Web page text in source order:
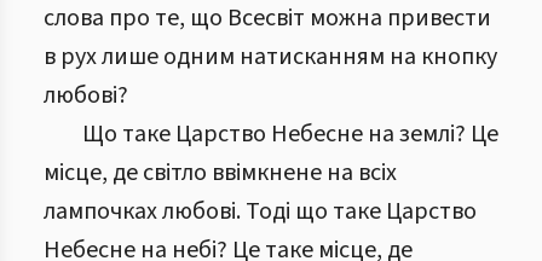
слова про те, що Всесвіт можна привести
в рух лише одним натисканням на кнопку
любові?
Що таке Царство Небесне на землі? Це
місце, де світло ввімкнене на всіх
лампочках любові. Тоді що таке Царство
Небесне на небі? Це таке місце, де